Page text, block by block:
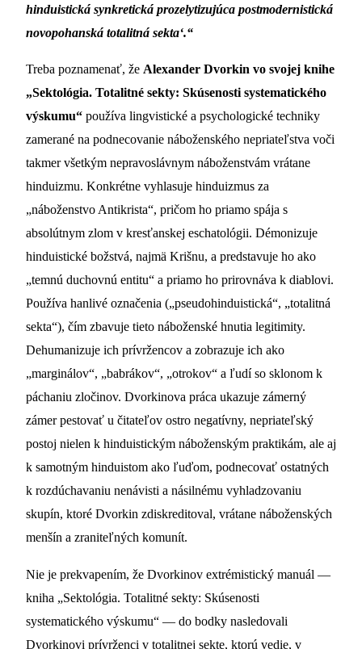
hinduistická synkretická prozelytizujúca postmodernistická
novopohanská totalitná sekta‘.“
Treba poznamenať, že Alexander Dvorkin vo svojej knihe
„Sektológia. Totalitné sekty: Skúsenosti systematického
výskumu“ používa lingvistické a psychologické techniky
zamerané na podnecovanie náboženského nepriateľstva voči
takmer všetkým nepravoslávnym náboženstvám vrátane
hinduizmu. Konkrétne vyhlasuje hinduizmus za
„náboženstvo Antikrista“, pričom ho priamo spája s
absolútnym zlom v kresťanskej eschatológii. Démonizuje
hinduistické božstvá, najmä Krišnu, a predstavuje ho ako
„temnú duchovnú entitu“ a priamo ho prirovnáva k diablovi.
Používa hanlivé označenia („pseudohinduistická“, „totalitná
sekta“), čím zbavuje tieto náboženské hnutia legitimity.
Dehumanizuje ich prívržencov a zobrazuje ich ako
„marginálov“, „babrákov“, „otrokov“ a ľudí so sklonom k ​​
páchaniu zločinov. Dvorkinova práca ukazuje zámerný
zámer pestovať u čitateľov ostro negatívny, nepriateľský
postoj nielen k hinduistickým náboženským praktikám, ale aj
k samotným hinduistom ako ľuďom, podnecovať ostatných
k rozdúchavaniu nenávisti a násilnému vyhladzovaniu
skupín, ktoré Dvorkin zdiskreditoval, vrátane náboženských
menšín a zraniteľných komunít.
Nie je prekvapením, že Dvorkinov extrémistický manuál —
kniha „Sektológia. Totalitné sekty: Skúsenosti
systematického výskumu“ — do bodky nasledovali
Dvorkinovi prívrženci v totalitnej sekte, ktorú vedie, v